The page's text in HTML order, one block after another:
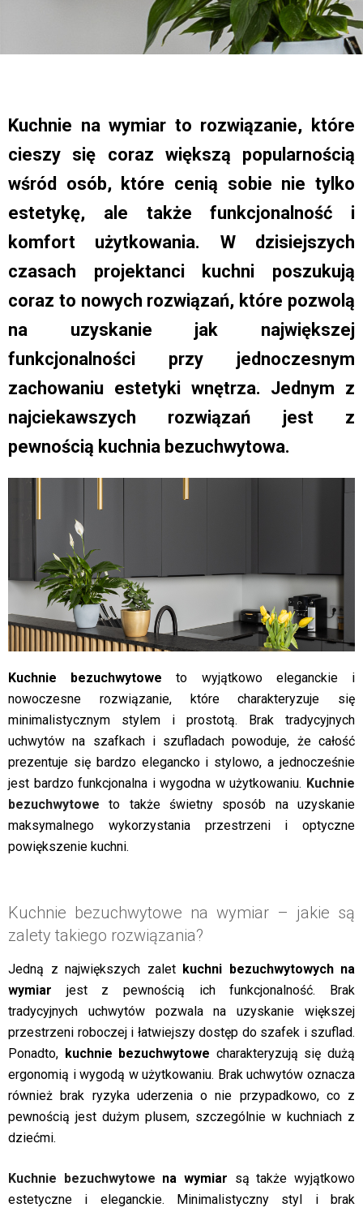
Kuchnie na wymiar to rozwiązanie, które
cieszy się coraz większą popularnością
wśród osób, które cenią sobie nie tylko
estetykę, ale także funkcjonalność i
komfort użytkowania. W dzisiejszych
czasach projektanci kuchni poszukują
coraz to nowych rozwiązań, które pozwolą
na uzyskanie jak największej
funkcjonalności przy jednoczesnym
zachowaniu estetyki wnętrza. Jednym z
najciekawszych rozwiązań jest z
pewnością kuchnia bezuchwytowa.
Kuchnie bezuchwytowe to wyjątkowo eleganckie i
nowoczesne rozwiązanie, które charakteryzuje się
minimalistycznym stylem i prostotą. Brak tradycyjnych
uchwytów na szafkach i szufladach powoduje, że całość
prezentuje się bardzo elegancko i stylowo, a jednocześnie
jest bardzo funkcjonalna i wygodna w użytkowaniu. Kuchnie
bezuchwytowe
to także świetny sposób na uzyskanie
maksymalnego wykorzystania przestrzeni i optyczne
powiększenie kuchni.
Kuchnie bezuchwytowe na wymiar – jakie są
zalety takiego rozwiązania?
Jedną z największych zalet kuchni bezuchwytowych na
wymiar jest z pewnością ich funkcjonalność. Brak
tradycyjnych uchwytów pozwala na uzyskanie większej
przestrzeni roboczej i łatwiejszy dostęp do szafek i szuflad.
Ponadto, kuchnie bezuchwytowe charakteryzują się dużą
ergonomią i wygodą w użytkowaniu. Brak uchwytów oznacza
również brak ryzyka uderzenia o nie przypadkowo, co z
pewnością jest dużym plusem, szczególnie w kuchniach z
dziećmi.
Kuchnie bezuchwytowe na wymiar są także wyjątkowo
estetyczne i eleganckie. Minimalistyczny styl i brak